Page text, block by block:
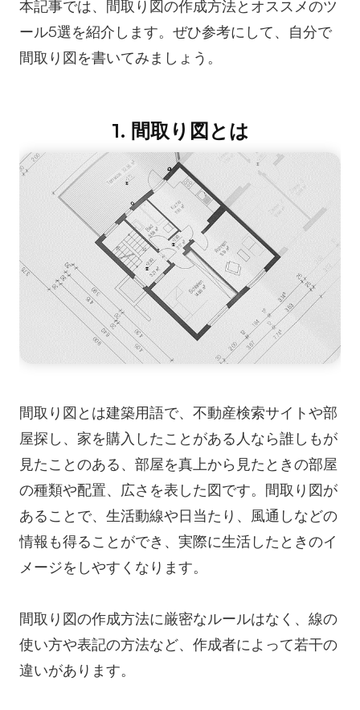
AI
AIユーザージャーニーマップ
AIフィッシュボーン・チャート
プランニング&プロセス
AIビジネスモデルキャンバス
AI SWOT分析
AIバリューチェーン
ストラテジー&分析
AI SMART目標
AI BCGマトリックス
スマートクリエーション
AIホワイトボード
AIプレゼンテーション
リソース
本記事では、間取り図の作成方法とオススメのツ
ール5選を紹介します。ぜひ参考にして、自分で
間取り図を書いてみましょう。
1. 間取り図とは
間取り図とは建築用語で、不動産検索サイトや部
屋探し、家を購入したことがある人なら誰しもが
見たことのある、部屋を真上から見たときの部屋
の種類や配置、広さを表した図です。間取り図が
あることで、生活動線や日当たり、風通しなどの
情報も得ることができ、実際に生活したときのイ
メージをしやすくなります。
間取り図の作成方法に厳密なルールはなく、線の
使い方や表記の方法など、作成者によって若干の
違いがあります。